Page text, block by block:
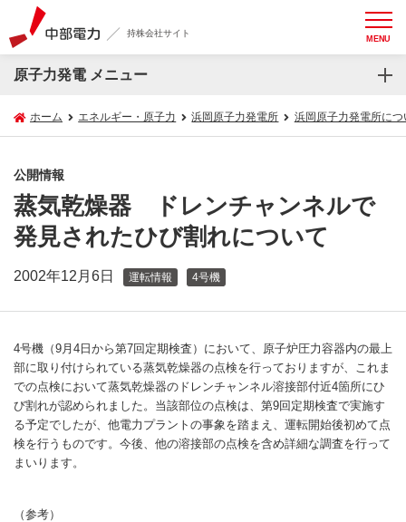
持株会社サイト MENU
原子力発電 メニュー
ホーム エネルギー・原子力 浜岡原子力発電所 浜岡原子力発電所につ
公開情報
蒸気乾燥器 ドレンチャンネルで
発見されたひび割れについて
2002年12月6日 運転情報 4号機
4号機（9月4日から第7回定期検査）において、原子炉圧力容器内の最上
部に取り付けられている蒸気乾燥器の点検を行っておりますが、これま
での点検において蒸気乾燥器のドレンチャンネル溶接部付近4箇所にひ
び割れが認められました。当該部位の点検は、第9回定期検査で実施す
る予定でしたが、他電力プラントの事象を踏まえ、運転開始後初めて点
検を行うものです。今後、他の溶接部の点検を含め詳細な調査を行って
まいります。
（参考）